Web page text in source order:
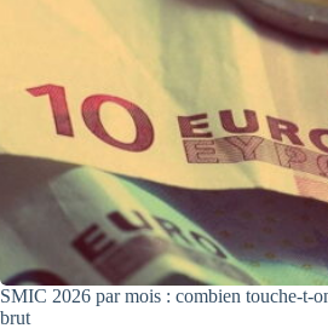
SMIC 2026 par mois : combien touche-t-
brut